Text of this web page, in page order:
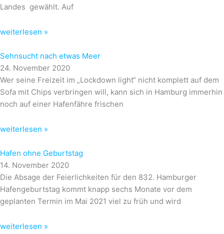
Landes gewählt. Auf
weiterlesen »
Sehnsucht nach etwas Meer
24. November 2020
Wer seine Freizeit im „Lockdown light“ nicht komplett auf dem
Sofa mit Chips verbringen will, kann sich in Hamburg immerhin
noch auf einer Hafenfähre frischen
weiterlesen »
Hafen ohne Geburtstag
14. November 2020
Die Absage der Feierlichkeiten für den 832. Hamburger
Hafengeburtstag kommt knapp sechs Monate vor dem
geplanten Termin im Mai 2021 viel zu früh und wird
weiterlesen »